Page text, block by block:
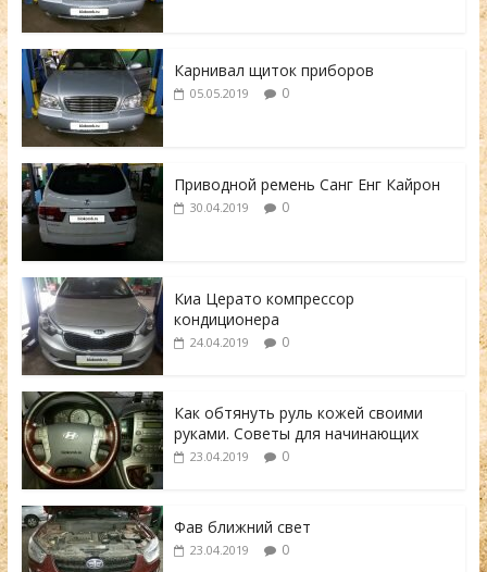
Карнивал щиток приборов
05.05.2019 0
Приводной ремень Санг Енг Кайрон
30.04.2019 0
Киа Церато компрессор
кондиционера
24.04.2019 0
Как обтянуть руль кожей своими
руками. Советы для начинающих
23.04.2019 0
Фав ближний свет
23.04.2019 0